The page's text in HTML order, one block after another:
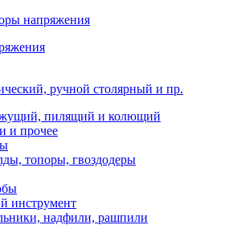
напряжения
ручной столярный и пр.
пилящий и колющий
и прочее
топоры, гвоздодеры
инструмент
надфили, рашпили